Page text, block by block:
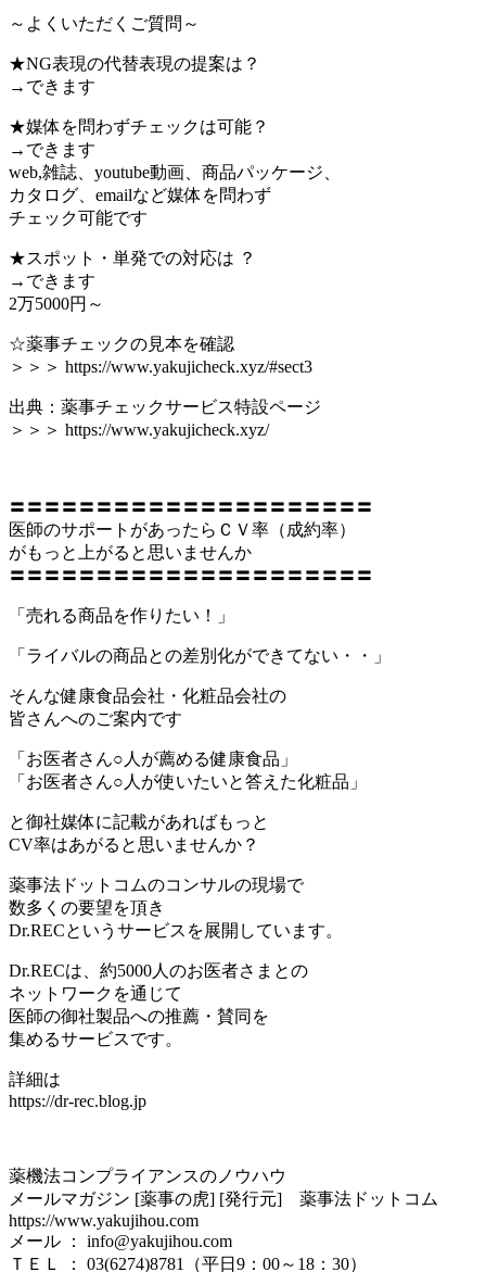
～よくいただくご質問～
★NG表現の代替表現の提案は？
→できます
★媒体を問わずチェックは可能？
→できます
web,雑誌、youtube動画、商品パッケージ、
カタログ、emailなど媒体を問わず
チェック可能です
★スポット・単発での対応は ？
→できます
2万5000円～
☆薬事チェックの見本を確認
＞＞＞ https://www.yakujicheck.xyz/#sect3
出典：薬事チェックサービス特設ページ
＞＞＞ https://www.yakujicheck.xyz/
〓〓〓〓〓〓〓〓〓〓〓〓〓〓〓〓〓〓〓〓〓
医師のサポートがあったらＣＶ率（成約率）
がもっと上がると思いませんか
〓〓〓〓〓〓〓〓〓〓〓〓〓〓〓〓〓〓〓〓〓
「売れる商品を作りたい！」
「ライバルの商品との差別化ができてない・・」
そんな健康食品会社・化粧品会社の
皆さんへのご案内です
「お医者さん○人が薦める健康食品」
「お医者さん○人が使いたいと答えた化粧品」
と御社媒体に記載があればもっと
CV率はあがると思いませんか？
薬事法ドットコムのコンサルの現場で
数多くの要望を頂き
Dr.RECというサービスを展開しています。
Dr.RECは、約5000人のお医者さまとの
ネットワークを通じて
医師の御社製品への推薦・賛同を
集めるサービスです。
詳細は
https://dr-rec.blog.jp
薬機法コンプライアンスのノウハウ
メールマガジン [薬事の虎] [発行元] 薬事法ドットコム
https://www.yakujihou.com
メール ： info@yakujihou.com
ＴＥＬ ： 03(6274)8781（平日9：00～18：30）